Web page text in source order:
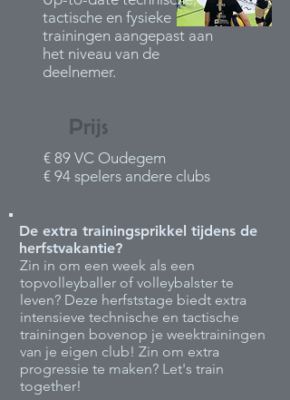
tactische en fysieke
trainingen aangepast aan
het niveau van de
deelnemer.
Prijs
€ 89 VC Oudegem
€ 94 spelers andere clubs
De extra trainingsprikkel tijdens de
herfstvakantie?
Zin in om een week als een
topvolleyballer of volleybalster te
leven? Deze herfststage biedt extra
intensieve technische en tactische
trainingen bovenop je weektrainingen
van je eigen club! Zin om extra
progressie te maken? Let's train
together!